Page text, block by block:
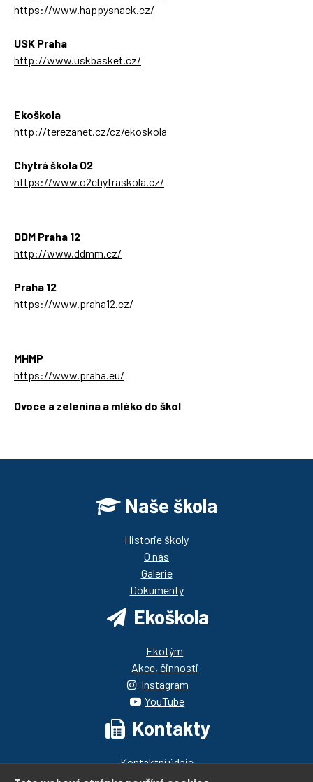
https://www.happysnack.cz/
USK Praha
http://www.uskbasket.cz/
Ekoškola
http://terezanet.cz/cz/ekoskola
Chytrá škola O2
https://www.o2chytraskola.cz/
DDM Praha 12
http://www.ddmm.cz/
Praha 12
https://www.praha12.cz/
MHMP
https://www.praha.eu/
Ovoce a zelenina a mléko do škol
Naše škola
Historie školy
O nás
Galerie
Dokumenty
Ekoškola
Ekotým
Akce, činnosti
Instagram
YouTube
Kontakty
Kontaktní údaje
Pedagogický sbor